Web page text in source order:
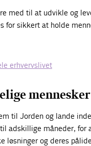
med til at udvikle og
for sikkert at holde
erhvervslivet
mennesker
til Jorden og lande
adskillige måneder, for
løsninger og deres